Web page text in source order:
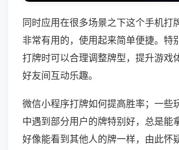
同时应用在很多场景之下这个手机打
非常有用的，使用起来简单便捷。特
打牌时可以合理调整牌型，提升游戏
好友间互动乐趣。
微信小程序打牌如何提高胜率；一些
中遇到部分用户的牌特别好，总是能
好像能看到其他人的牌一样，由此怀